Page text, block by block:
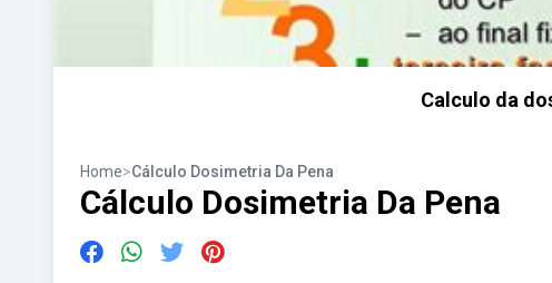
Calculo da
Home>Cálculo Dosimetria Da Pena
Cálculo Dosimetria Da Pena